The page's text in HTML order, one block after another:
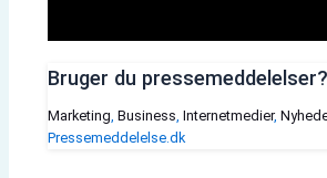
Bruger du pressemeddelelser?
Marketing, Business, Internetmedier,
Pressemeddelelse.dk